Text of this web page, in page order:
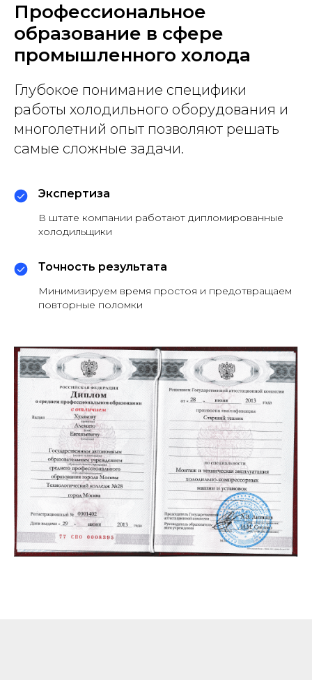
Профессиональное
образование в сфере
промышленного холода
Глубокое понимание специфики
работы холодильного оборудования и
многолетний опыт позволяют решать
самые сложные задачи.
Экспертиза
В штате компании работают дипломированные
холодильщики
Точность результата
Минимизируем время простоя и предотвращаем
повторные поломки